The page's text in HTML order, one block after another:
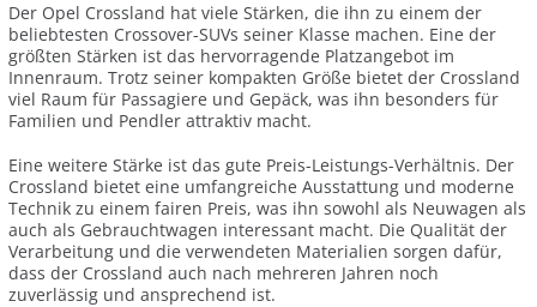
Der Opel Crossland hat viele Stärken, die ihn zu einem der
beliebtesten Crossover-SUVs seiner Klasse machen. Eine der
größten Stärken ist das hervorragende Platzangebot im
Innenraum. Trotz seiner kompakten Größe bietet der Crossland
viel Raum für Passagiere und Gepäck, was ihn besonders für
Familien und Pendler attraktiv macht.
Eine weitere Stärke ist das gute Preis-Leistungs-Verhältnis. Der
Crossland bietet eine umfangreiche Ausstattung und moderne
Technik zu einem fairen Preis, was ihn sowohl als Neuwagen als
auch als Gebrauchtwagen interessant macht. Die Qualität der
Verarbeitung und die verwendeten Materialien sorgen dafür,
dass der Crossland auch nach mehreren Jahren noch
zuverlässig und ansprechend ist.